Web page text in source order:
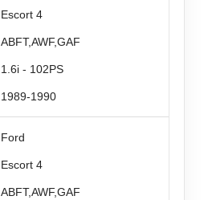
Escort 4
ABFT,AWF,GAF
1.6i - 102PS
1989-1990
Ford
Escort 4
ABFT,AWF,GAF